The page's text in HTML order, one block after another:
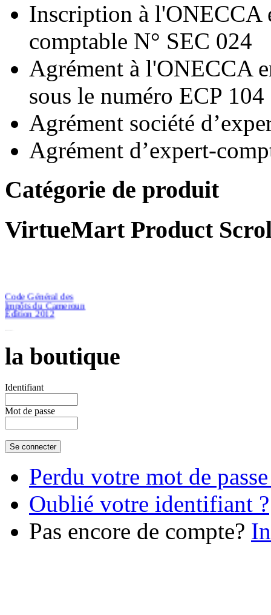
Inscription à l'ONECCA
comptable N° SEC 024
Agrément à l'ONECCA
sous le numéro ECP 104
Agrément société
Agrément d’expert-
Catégorie de produit
VirtueMart Product
Code Général des
Impôts du Cameroun
Edition 2012
€46.51
la boutique
Identifiant
Mot de passe
Perdu votre mot de
Oublié votre identifiant ?
Pas encore de compte?